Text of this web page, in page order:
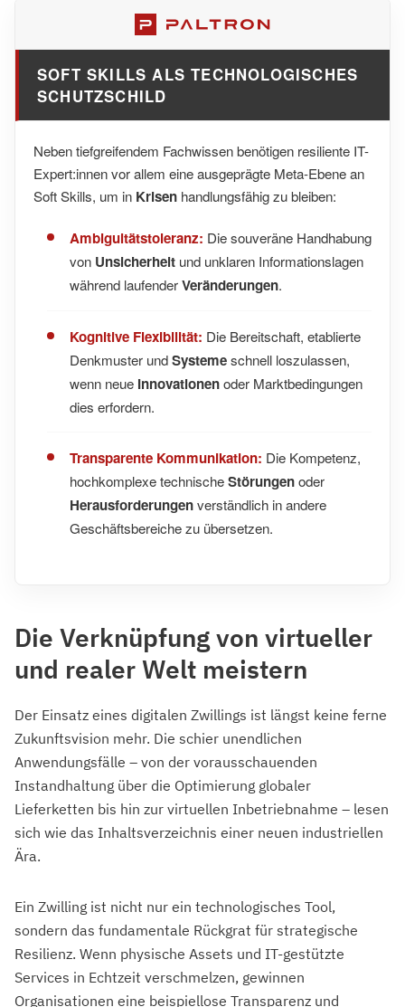
SOFT SKILLS ALS TECHNOLOGISCHES
SCHUTZSCHILD
Neben tiefgreifendem Fachwissen benötigen resiliente IT-
Expert:innen vor allem eine ausgeprägte Meta-Ebene an
Soft Skills, um in Krisen handlungsfähig zu bleiben:
Ambiguitätstoleranz: Die souveräne Handhabung
von Unsicherheit und unklaren Informationslagen
während laufenderVeränderungen.
Kognitive Flexibilität: Die Bereitschaft, etablierte
Denkmuster undSystemeschnell loszulassen,
wenn neue Innovationenoder Marktbedingungen
dies erfordern.
Transparente Kommunikation: Die Kompetenz,
hochkomplexe technischeStörungenoder
Herausforderungenverständlich in andere
Geschäftsbereiche zu übersetzen.
Die Verknüpfung von virtueller
und realer Welt meistern
Der Einsatz eines digitalen Zwillings ist längst keine ferne
Zukunftsvision mehr. Die schier unendlichen
Anwendungsfälle – von der vorausschauenden
Instandhaltung über die Optimierung globaler
Lieferketten bis hin zur virtuellen Inbetriebnahme – lesen
sich wie das Inhaltsverzeichnis einer neuen industriellen
Ära.
Ein Zwilling ist nicht nur ein technologisches Tool,
sondern das fundamentale Rückgrat für strategische
Resilienz. Wenn physische Assets und IT-gestützte
Services in Echtzeit verschmelzen, gewinnen
Organisationen eine beispiellose Transparenz und